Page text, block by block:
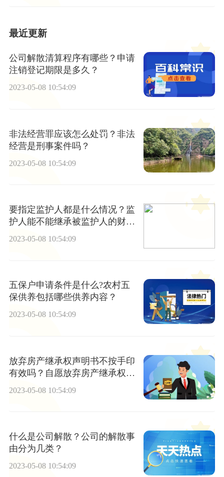
最近更新
公司解散清算程序有哪些？申请
注销登记期限是多久？
2023-05-08 10:54:09
非法经营罪应该怎么处罚？非法
经营是刑事案件吗？
2023-05-08 10:54:09
要指定监护人都是什么情况？监
护人能不能继承被监护人的财
产？
2023-05-08 10:54:09
五保户申请条件是什么?农村五
保供养包括哪些供养内容？
2023-05-08 10:54:09
放弃房产继承权声明书不按手印
有效吗？自愿放弃房产继承权声
2023-05-08 10:54:09
什么是公司解散？公司的解散事
由分为几类？
2023-05-08 10:54:09